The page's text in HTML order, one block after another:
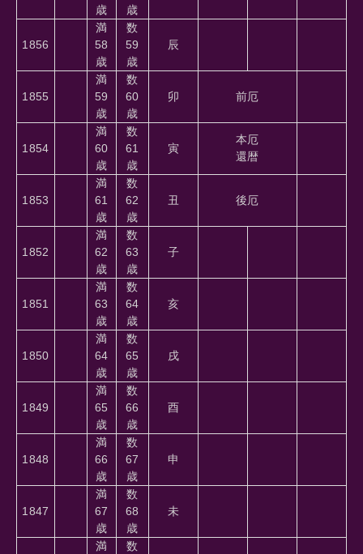
歳
歳
1856
満
58
歳
数
59
歳
辰
1855
満
59
歳
数
60
歳
卯 前厄
1854
満
60
歳
数
61
歳
寅
本厄
還暦
1853
満
61
歳
数
62
歳
丑 後厄
1852
満
62
歳
数
63
歳
子
1851
満
63
歳
数
64
歳
亥
1850
満
64
歳
数
65
歳
戌
1849
満
65
歳
数
66
歳
酉
1848
満
66
歳
数
67
歳
申
1847
満
67
歳
数
68
歳
未
満 数